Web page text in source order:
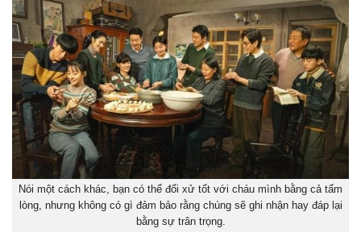
Nói một cách khác, bạn có thể đối xử tốt với cháu mình bằng cả tấm
lòng, nhưng không có gì đảm bảo rằng chúng sẽ ghi nhận hay đáp lại
bằng sự trân trọng.